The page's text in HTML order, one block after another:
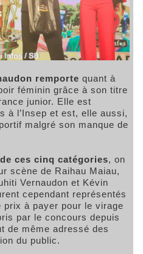
remporte quant à
féminin grâce à son titre
junior. Elle est
à l’Insep et est, elle aussi,
malgré son manque de
ces cinq catégories, on
scène de Raihau Maiau,
Vernaudon et Kévin
cependant représentés
prix à payer pour le virage
par le concours depuis
de même adressé des
du public.